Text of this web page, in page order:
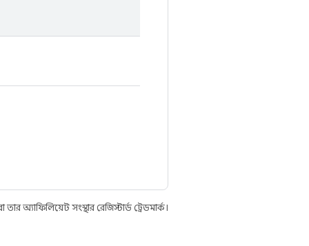
সংস্থার রেজিস্টার্ড ট্রেডমার্ক।